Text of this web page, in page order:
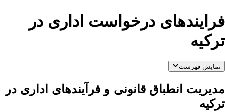
فرایندهای درخواست اداری در
ترکیه
نمایش فهرست
مدیریت انطباق قانونی و فرآیندهای اداری در
ترکیه